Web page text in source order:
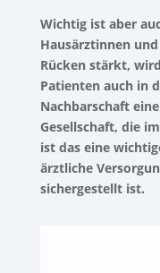
Wichtig ist aber
Hausärztinnen
Rücken stärkt,
Patienten auch in
Nachbarschaft
Gesellschaft, die
ist das eine
ärztliche
sichergestellt ist.